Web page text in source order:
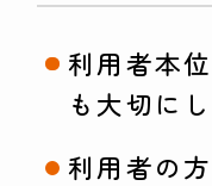
利用者本
も大切に
利用者の